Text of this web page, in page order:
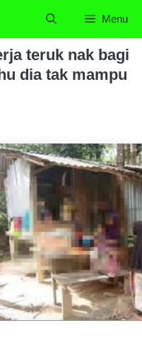
Menu
teruk nak bagi
dia tak mampu